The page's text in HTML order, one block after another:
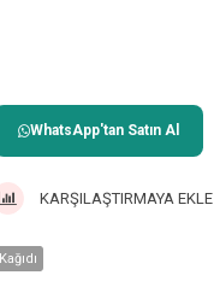
WhatsApp'tan Satın Al
KARŞILAŞTIRMAYA EKLE
Kağıdı